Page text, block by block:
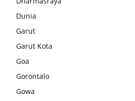
Dunia
Garut
Garut Kota
Goa
Gorontalo
Gowa